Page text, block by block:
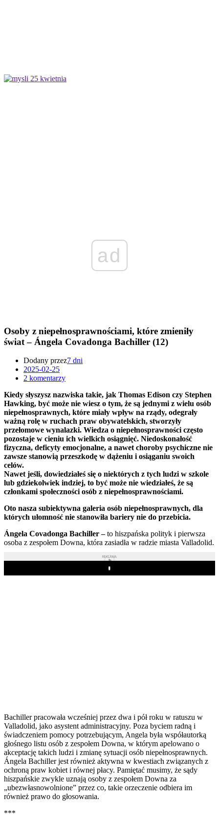
ad
Osoby z niepełnosprawnościami, które zmieniły
świat – Ángela Covadonga Bachiller (12)
Dodany przez7 dni
2025-02-25
2 komentarzy
Kiedy słyszysz nazwiska takie, jak Thomas Edison czy Stephen
Hawking, być może nie wiesz o tym, że są jednymi z wielu osób
niepełnosprawnych, które miały wpływ na rządy, odegrały
ważną rolę w ruchach praw obywatelskich, stworzyły
przełomowe wynalazki. Wiedza o niepełnosprawności często
pozostaje w cieniu ich wielkich osiągnięć. Niedoskonałość
fizyczna, deficyty emocjonalne, a nawet choroby psychiczne nie
zawsze stanowią przeszkodę w dążeniu i osiąganiu swoich
celów.
Nawet jeśli, dowiedziałeś się o niektórych z tych ludzi w szkole
lub gdziekolwiek indziej, to być może nie wiedziałeś, że są
członkami społeczności osób z niepełnosprawnościami.
Oto nasza subiektywna galeria osób niepełnosprawnych, dla
których ułomność nie stanowiła bariery nie do przebicia.
Ángela Covadonga Bachiller –to hiszpańska polityk i pierwsza
osoba z zespołem Downa, która zasiadła w radzie miasta Valladolid.
REKLAMA
Play
Bachiller pracowała wcześniej przez dwa i pół roku w ratuszu w
Valladolid, jako asystent administracyjny. Poza byciem radną i
świadczeniem pomocy potrzebującym, Angela była współautorką
głośnego listu osób z zespołem Downa, w którym apelowano o
akceptację takich ludzi i zmianę sytuacji osób niepełnosprawnych.
Ángela Bachiller jest również aktywna w kwestiach związanych z
ochroną praw kobiet i równej płacy. Pamiętać musimy, że sądy
hiszpańskie zwykle uznają osoby z zespołem Downa za
„ubezwłasnowolnione” przez co, takie orzeczenie odbiera im
również prawo do głosowania.
***